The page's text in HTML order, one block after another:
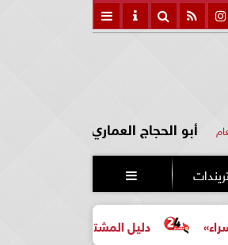
أبو الحجاج العماري

المشتري لأول مرة لاختيار مشروع